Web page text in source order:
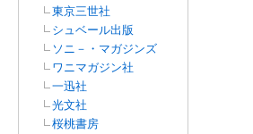
東京三世社
シュベール出版
ソニ－・マガジンズ
ワニマガジン社
一迅社
光文社
桜桃書房